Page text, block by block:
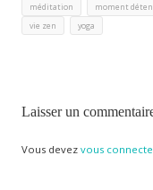
méditation moment
vie zen yoga
Laisser un
Vous devez vous